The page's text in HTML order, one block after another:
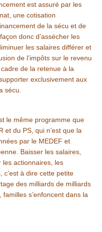
est assuré par les
une cotisation
de la sécu et de
donc d’assécher les
les salaires différer et
de l’impôts sur le revenu
de la retenue à la
exclusivement aux
sécu.
le même programme que
et du PS, qui n’est que la
par le MEDEF et
Baisser les salaires,
les actionnaires, les
c’est à dire cette petite
des milliards de milliards
s’enfoncent dans la